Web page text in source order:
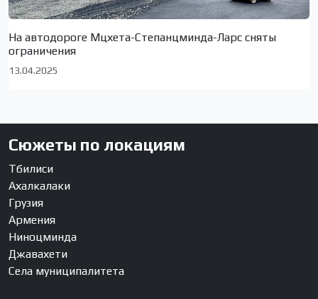
На автодороге Мцхета-Степанцминда-Ларс сняты
ограничения
13.04.2025
Сюжеты по локациям
Тбилиси
Ахалкалаки
Грузия
Армения
Ниноцминда
Джавахети
Села муниципалитета